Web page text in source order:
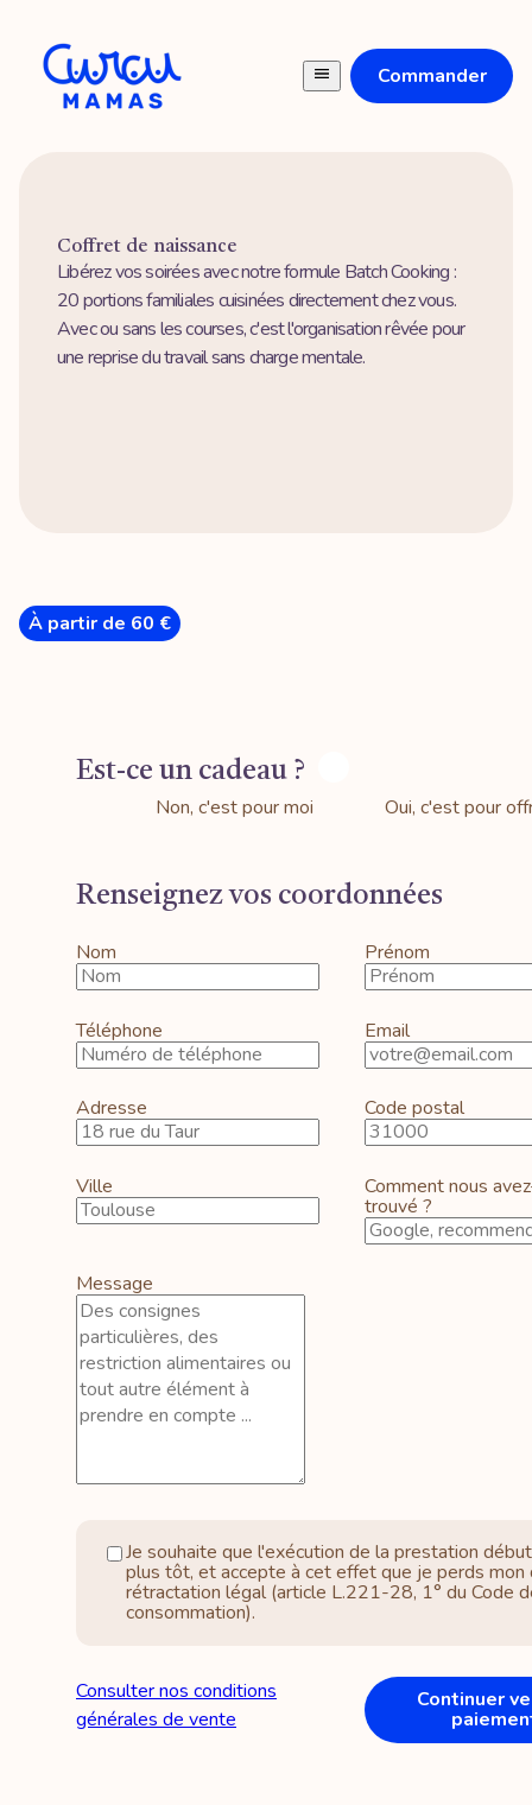
Commander
Coffret de naissance
Libérez vos soirées avec notre formule Batch Cooking :
20 portions familiales cuisinées directement chez vous.
Avec ou sans les courses, c'est l'organisation rêvée pour
une reprise du travail sans charge mentale.
À partir de 60 €
Est-ce un cadeau ?
Non, c'est pour moi Oui, c'est pour
Renseignez vos coordonnées
Nom Prénom
Téléphone Email
Adresse Code postal
Ville Comment nous
trouvé ?
Message
Je souhaite que l'exécution de la prestation
plus tôt, et accepte à cet effet que je perds mon
rétractation légal (article L.221-28, 1° du Code
consommation).
Consulter nos conditions
générales de vente
Continuer